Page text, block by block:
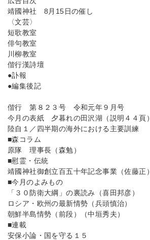
靖國神社 8月15日の催し
〈文芸〉
短歌教室
俳句教室
川柳教室
偕行漢詩壇
●訃報
●編集後記
偕行 第８２３号 令和元年９月号
今月の表紙 夕暮れの田沢湖（説明４４頁）
陸自１／四半期の海外における主要訓練
■森コラム
原隊 理事長（森勉）
■慰霊・伝統
靖國神社御創立百五十年記念事業（佐藤正）
■今月のよみもの
「３０防衛大綱」の裏読み（喜田邦彦）
ロシア・欧州の最新情勢（兵頭慎治）
朝鮮半島情勢（前段）（中垣秀夫）
■連載
安保小論・国を守る１５